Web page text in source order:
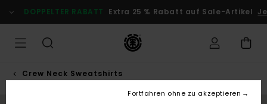
zur
Produktinformation
DOPPELTER RABATT Extra 25 % Rabatt auf Sale-Artikel
Crew Neck Sweatshirts
Fortfahren ohne zu akzeptieren